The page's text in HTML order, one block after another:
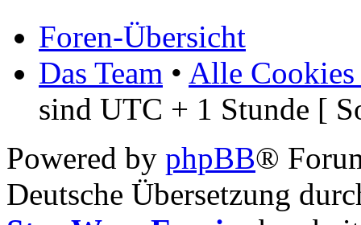
Foren-Übersicht
Das Team • Alle Cookies
sind UTC + 1 Stunde [
Powered by phpBB®
Deutsche Übersetzung